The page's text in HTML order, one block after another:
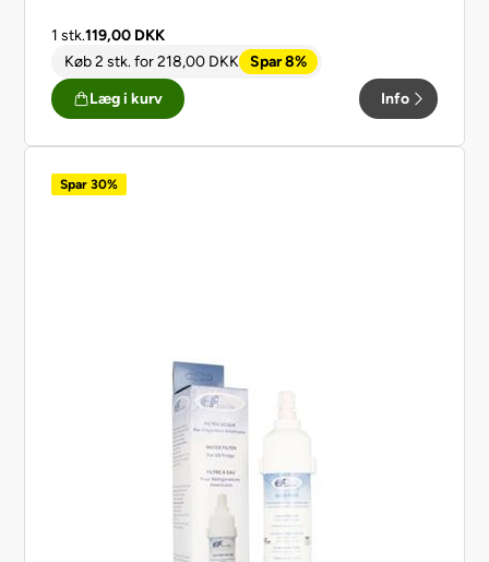
1 stk.119,00 DKK
Køb 2 stk.for218,00 DKK Spar 8%
Læg i kurv
Info
Spar 30%